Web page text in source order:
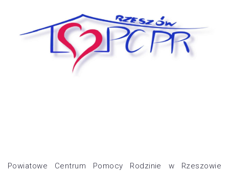
Powiatowe Centrum Pomocy Rodzinie w Rzeszowie